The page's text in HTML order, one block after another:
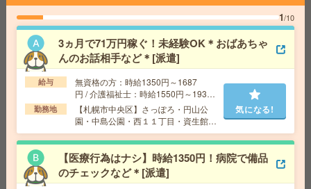
【旭川市】時給1,350円！大手グループでのオフィスワー
ク！[派遣]
給 与 時給1350円＋交
交通費 交通費別途規定支給
JR函館本線 旭川駅 車7分
気になる!
≪事務デビューを応援！≫保険事務のサポートスタッ
フ！[派遣]
給 与 時給1350円＋交
1/10
3ヵ月で71万円稼ぐ！未経験OK＊おばあちゃ
んのお話相手など＊[派遣]
給与
無資格の方：時給1350円～1687
円 / 介護福祉士：時給1550円～1937
円 / 初任者以上：時給1450円～1812
円
勤務地
【札幌市中央区】さっぽろ・円山公
園・中島公園・西１１丁目・資生館小
学校前など勤務地多数！
気になる!
【医療行為はナシ】時給1350円！病院で備品
のチェックなど＊[派遣]